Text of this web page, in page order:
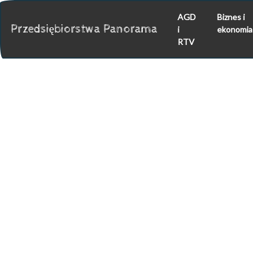
Przedsiębiorstwa Panorama
AGD
i
RTV
Biznes i
ekonomia